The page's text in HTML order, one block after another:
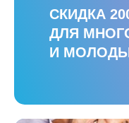
СКИДКА
ДЛЯ
И